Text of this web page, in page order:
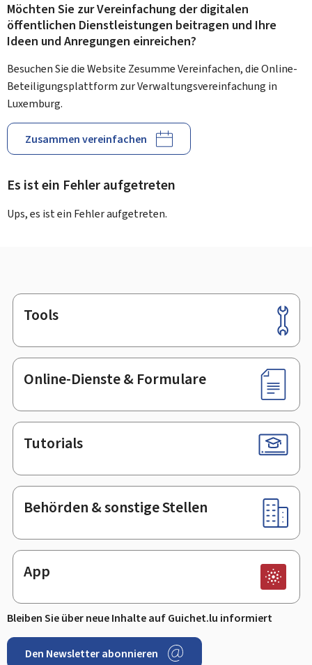
Möchten Sie zur Vereinfachung der digitalen
öffentlichen Dienstleistungen beitragen und Ihre
Ideen und Anregungen einreichen?
Besuchen Sie die Website Zesumme Vereinfachen, die Online-
Beteiligungsplattform zur Verwaltungsvereinfachung in
Luxemburg.
Zusammen vereinfachen
Es ist ein Fehler aufgetreten
Ups, es ist ein Fehler aufgetreten.
Footer
Tools
Online-Dienste & Formulare
Tutorials
Behörden & sonstige Stellen
App
Bleiben Sie über neue Inhalte auf Guichet.lu informiert
Den Newsletter abonnieren